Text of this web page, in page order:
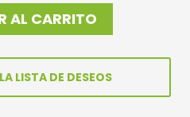
AL CARRITO
LISTA DE DESEOS